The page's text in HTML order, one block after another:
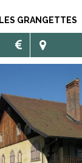
LES GRANGETTES